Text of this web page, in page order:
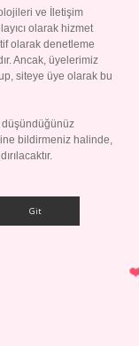
ve İletişim
olarak hizmet
olarak denetleme
Ancak, üyelerimiz
siteye üye olarak bu
düşündüğünüz
bildirmeniz halinde,